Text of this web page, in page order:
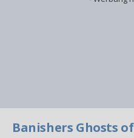
Banishers Ghosts